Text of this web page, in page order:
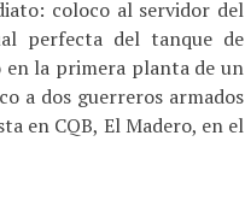
coloco al servidor del
perfecta del tanque de
en la primera planta de un
a dos guerreros armados
en CQB, El Madero, en el